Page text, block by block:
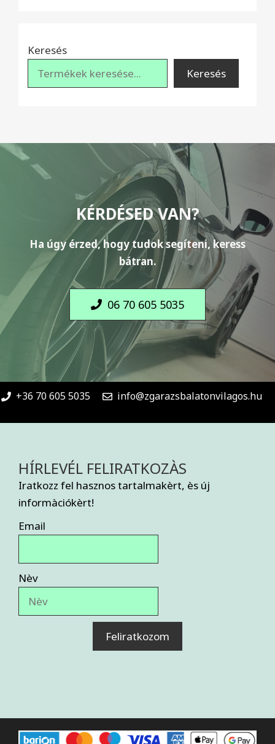
Keresés
Keresés
KÉRDÉSED VAN?
Ha úgy érzed, hogy tudok segíteni, keress
bátran.
06 70 605 5035
+36 70 605 5035 info@zgarazsbalatonvilagos.hu
HÍRLEVÉL FELIRATKOZÀS
Iratkozz fel hasznos tartalmakèrt, ès új
informàciókèrt!
Email
Nèv
Feliratkozom